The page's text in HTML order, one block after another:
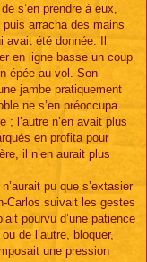
s’en prendre à eux,
arracha des mains
avait été donnée. Il
en ligne basse un coup
épée au vol. Son
jambe pratiquement
ne s’en préoccupa
; l’autre n’en avait plus
en profita pour
il n’en aurait plus
pu que s’extasier
Carlos suivait les gestes
pourvu d’une patience
de l’autre, bloquer,
une pression